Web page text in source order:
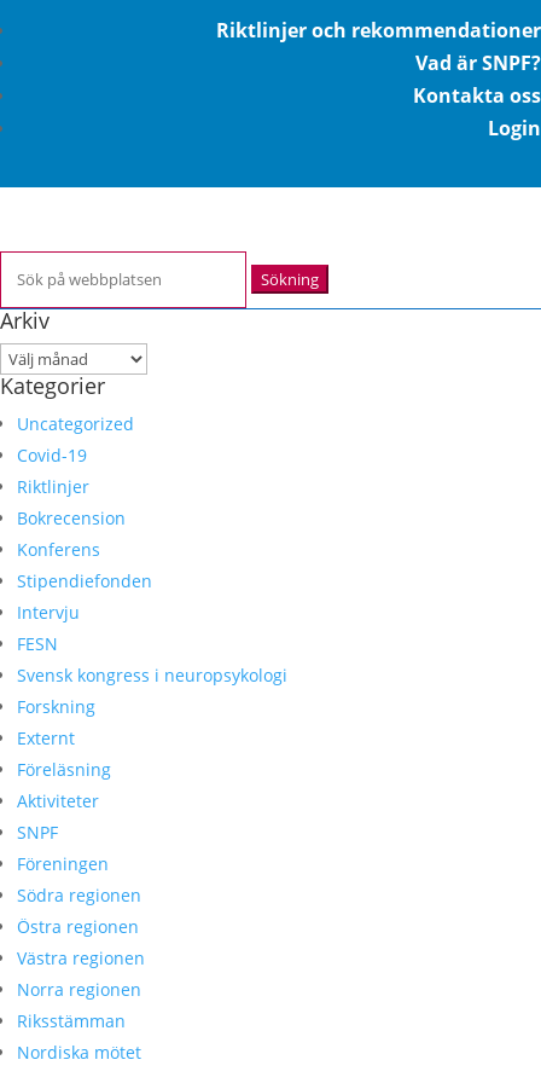
Riktlinjer och rekommendationer
Vad är SNPF?
Kontakta oss
Login
efter:
Arkiv
Arkiv
Kategorier
Uncategorized
Covid-19
Riktlinjer
Bokrecension
Konferens
Stipendiefonden
Intervju
FESN
Svensk kongress i neuropsykologi
Forskning
Externt
Föreläsning
Aktiviteter
SNPF
Föreningen
Södra regionen
Östra regionen
Västra regionen
Norra regionen
Riksstämman
Nordiska mötet